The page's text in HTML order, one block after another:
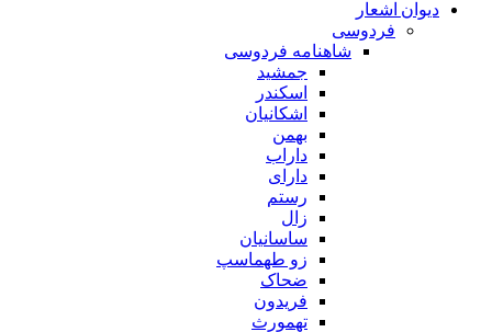
دیوان اشعار
فردوسی
شاهنامه فردوسی
جمشید
اسکندر
اشکانیان
بهمن
داراب
دارای
رستم
زال
ساسانیان
زو طهماسپ‏
ضحاک
فریدون
تهمورث